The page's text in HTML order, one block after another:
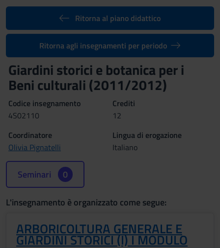
Ritorna al piano didattico
Ritorna agli insegnamenti per periodo
Giardini storici e botanica per i
Beni culturali (2011/2012)
Codice insegnamento
4S02110
Crediti
12
Coordinatore
Olivia Pignatelli
Lingua di erogazione
Italiano
Seminari 0
L'insegnamento è organizzato come segue:
ARBORICOLTURA GENERALE E
GIARDINI STORICI (I) I MODULO